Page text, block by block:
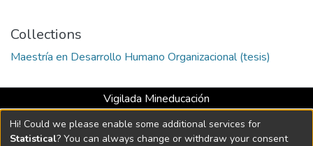
Collections
Maestría en Desarrollo Humano Organizacional (tesis)
Vigilada Mineducación
Universidad con Acreditación Institucional hasta 2026 -
Resolución MEN 2158 de 2018
Hi! Could we please enable some additional services for
Statistical? You can always change or withdraw your consent